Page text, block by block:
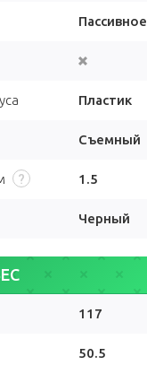
Пассивное
Пластик
Съемный
1.5
Черный
117
50.5